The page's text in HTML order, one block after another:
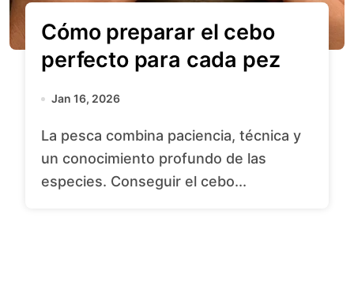
Cómo preparar el cebo
perfecto para cada pez
Jan 16, 2026
La pesca combina paciencia, técnica y
un conocimiento profundo de las
especies. Conseguir el cebo...